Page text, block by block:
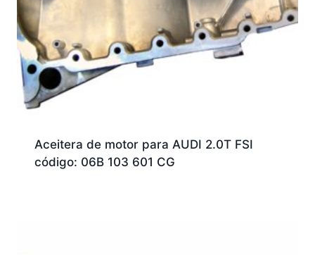
Aceitera de motor para AUDI 2.0T FSI
código: 06B 103 601 CG